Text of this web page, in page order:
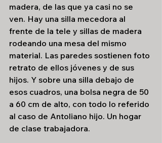
madera, de las que ya casi no se
ven. Hay una silla mecedora al
frente de la tele y sillas de madera
rodeando una mesa del mismo
material. Las paredes sostienen foto
retrato de ellos jóvenes y de sus
hijos. Y sobre una silla debajo de
esos cuadros, una bolsa negra de 50
a 60 cm de alto, con todo lo referido
al caso de Antoliano hijo. Un hogar
de clase trabajadora.